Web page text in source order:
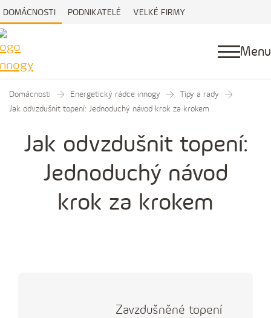
DOMÁCNOSTI PODNIKATELÉ VELKÉ FIRMY
Menu
Domácnosti Energetický rádce innogy
Tipy a rady
Jak odvzdušnit topení: Jednoduchý návod krok za krokem
Jak odvzdušnit topení:
Jednoduchý návod
krok za krokem
Zavzdušněné topení